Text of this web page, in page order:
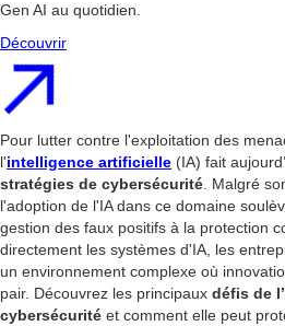
Gen AI au quotidien.
Découvrir
Pour lutter contre l'exploitation des
l'intelligence artificielle (IA) fait
stratégies de cybersécurité . Malgré
l'adoption de l'IA dans ce domaine
gestion des faux positifs à la protection
directement les systèmes d'IA, les
un environnement complexe où
pair. Découvrez les principaux défis de
cybersécurité et comment elle peut